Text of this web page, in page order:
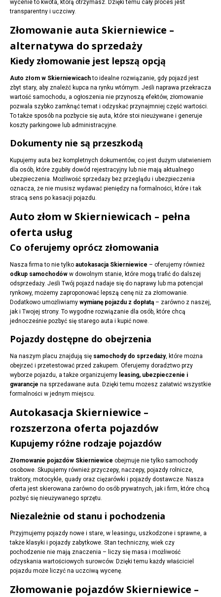
wycenie to kwota, którą otrzymasz. Dzięki temu cały proces jest
transparentny i uczciwy.
Złomowanie auta Skierniewice –
alternatywa do sprzedaży
Kiedy złomowanie jest lepszą opcją
Auto złom w Skierniewicachto idealne rozwiązanie, gdy pojazd jest
zbyt stary, aby znaleźć kupca na rynku wtórnym. Jeśli naprawa przekracza
wartość samochodu, a ogłoszenia nie przynoszą efektów, złomowanie
pozwala szybko zamknąć temat i odzyskać przynajmniej część wartości.
To także sposób na pozbycie się auta, które stoi nieużywane i generuje
koszty parkingowe lub administracyjne.
Dokumenty nie są przeszkodą
Kupujemy auta bez kompletnych dokumentów, co jest dużym ułatwieniem
dla osób, które zgubiły dowód rejestracyjny lub nie mają aktualnego
ubezpieczenia. Możliwość sprzedaży bez przeglądu i ubezpieczenia
oznacza, że nie musisz wydawać pieniędzy na formalności, które i tak
stracą sens po kasacji pojazdu.
Auto złom w Skierniewicach – pełna
oferta usług
Co oferujemy oprócz złomowania
Nasza firma to nie tylko autokasacja Skierniewice – oferujemy również
odkup samochodów w dowolnym stanie, które mogą trafić do dalszej
odsprzedaży. Jeśli Twój pojazd nadaje się do naprawy lub ma potencjał
rynkowy, możemy zaproponować lepszą cenę niż za złomowanie.
Dodatkowo umożliwiamy wymianę pojazdu z dopłatą – zarówno z naszej,
jak i Twojej strony. To wygodne rozwiązanie dla osób, które chcą
jednocześnie pozbyć się starego auta i kupić nowe.
Pojazdy dostępne do obejrzenia
Na naszym placu znajdują się samochody do sprzedaży, które można
obejrzeć i przetestować przed zakupem. Oferujemy doradztwo przy
wyborze pojazdu, a także organizujemy leasing, ubezpieczenie i
gwarancje na sprzedawane auta. Dzięki temu możesz załatwić wszystkie
formalności w jednym miejscu.
Autokasacja Skierniewice –
rozszerzona oferta pojazdów
Kupujemy różne rodzaje pojazdów
Złomowanie pojazdów Skierniewice obejmuje nie tylko samochody
osobowe. Skupujemy również przyczepy, naczepy, pojazdy rolnicze,
traktory, motocykle, quady oraz ciężarówki i pojazdy dostawcze. Nasza
oferta jest skierowana zarówno do osób prywatnych, jak i firm, które chcą
pozbyć się nieużywanego sprzętu.
Niezależnie od stanu i pochodzenia
Przyjmujemy pojazdy nowe i stare, w leasingu, uszkodzone i sprawne, a
także klasyki i pojazdy zabytkowe. Stan techniczny, wiek czy
pochodzenie nie mają znaczenia – liczy się masa i możliwość
odzyskania wartościowych surowców. Dzięki temu każdy właściciel
pojazdu może liczyć na uczciwą wycenę.
Złomowanie pojazdów Skierniewice –